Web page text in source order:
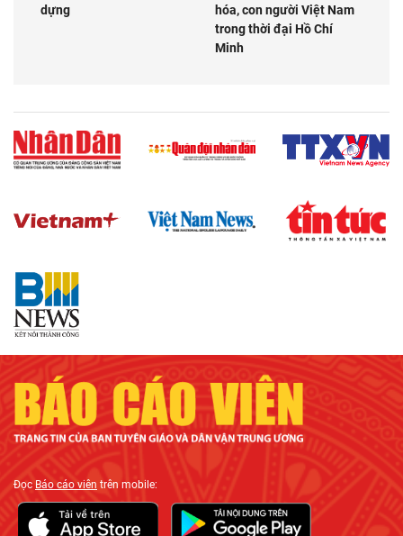
dựng
hóa, con người Việt Nam
trong thời đại Hồ Chí
Minh
ĐọcBáo cáo viên trên mobile: